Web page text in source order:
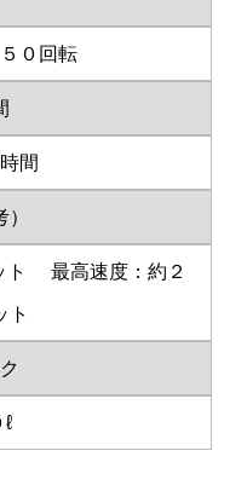
０回転
間
ト 最高速度：約２
ト